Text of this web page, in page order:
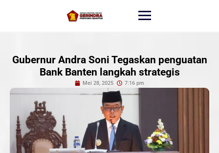
Gubernur Andra Soni Tegaskan penguatan
Bank Banten langkah strategis
Mei 28, 2025 7:16 pm